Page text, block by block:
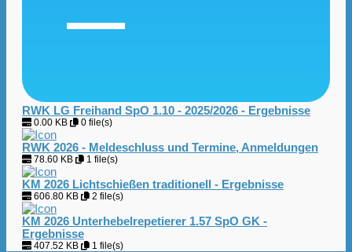
RWK LG Freihand SpO 1.10 - 2025/2026 - Ergebnisse
0.00 KB 0 file(s)
RWK 2026 - Meldeschluss und Termine, Anmeldungen
78.60 KB 1 file(s)
KM 2026 Lichtschießen traditionell - Ergebnisse
606.80 KB 2 file(s)
KM 2026 Unterhebelrepetierer 1.57 SpO GK -
Ergebnisse
407.52 KB 1 file(s)